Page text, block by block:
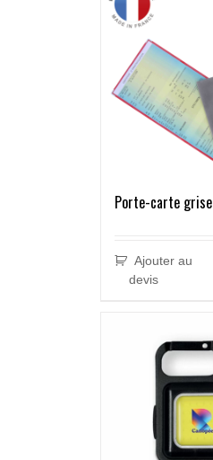
Porte-carte grise
Ajouter au
devis